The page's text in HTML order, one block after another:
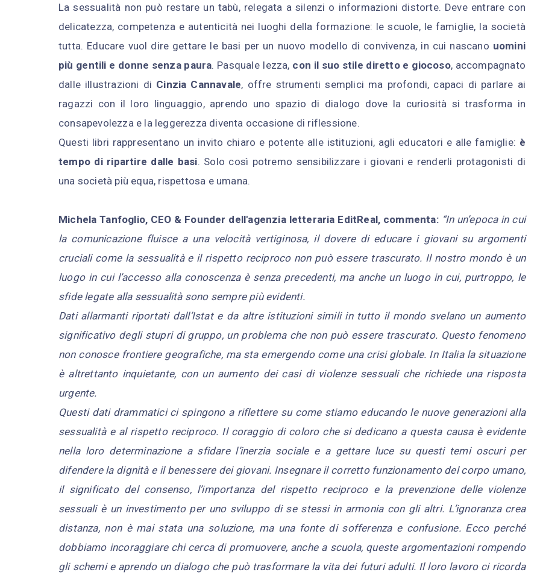
La sessualità non può restare un tabù, relegata a silenzi o informazioni distorte. Deve entrare con
delicatezza, competenza e autenticità nei luoghi della formazione: le scuole, le famiglie, la società
tutta. Educare vuol dire gettare le basi per un nuovo modello di convivenza, in cui nascano uomini
più gentili e donne senza paura. Pasquale Iezza, con il suo stile diretto e giocoso, accompagnato
dalle illustrazioni di Cinzia Cannavale, offre strumenti semplici ma profondi, capaci di parlare ai
ragazzi con il loro linguaggio, aprendo uno spazio di dialogo dove la curiosità si trasforma in
consapevolezza e la leggerezza diventa occasione di riflessione.
Questi libri rappresentano un invito chiaro e potente alle istituzioni, agli educatori e alle famiglie: è
tempo di ripartire dalle basi. Solo così potremo sensibilizzare i giovani e renderli protagonisti di
una società più equa, rispettosa e umana.
Michela Tanfoglio, CEO & Founder dell'agenzia letteraria EditReal, commenta: “In un’epoca in cui
la comunicazione fluisce a una velocità vertiginosa, il dovere di educare i giovani su argomenti
cruciali come la sessualità e il rispetto reciproco non può essere trascurato. Il nostro mondo è un
luogo in cui l’accesso alla conoscenza è senza precedenti, ma anche un luogo in cui, purtroppo, le
sfide legate alla sessualità sono sempre più evidenti.
Dati allarmanti riportati dall’Istat e da altre istituzioni simili in tutto il mondo svelano un aumento
significativo degli stupri di gruppo, un problema che non può essere trascurato. Questo fenomeno
non conosce frontiere geografiche, ma sta emergendo come una crisi globale. In Italia la situazione
è altrettanto inquietante, con un aumento dei casi di violenze sessuali che richiede una risposta
urgente.
Questi dati drammatici ci spingono a riflettere su come stiamo educando le nuove generazioni alla
sessualità e al rispetto reciproco. Il coraggio di coloro che si dedicano a questa causa è evidente
nella loro determinazione a sfidare l’inerzia sociale e a gettare luce su questi temi oscuri per
difendere la dignità e il benessere dei giovani. Insegnare il corretto funzionamento del corpo umano,
il significato del consenso, l’importanza del rispetto reciproco e la prevenzione delle violenze
sessuali è un investimento per uno sviluppo di se stessi in armonia con gli altri. L’ignoranza crea
distanza, non è mai stata una soluzione, ma una fonte di sofferenza e confusione. Ecco perché
dobbiamo incoraggiare chi cerca di promuovere, anche a scuola, queste argomentazioni rompendo
gli schemi e aprendo un dialogo che può trasformare la vita dei futuri adulti. Il loro lavoro ci ricorda